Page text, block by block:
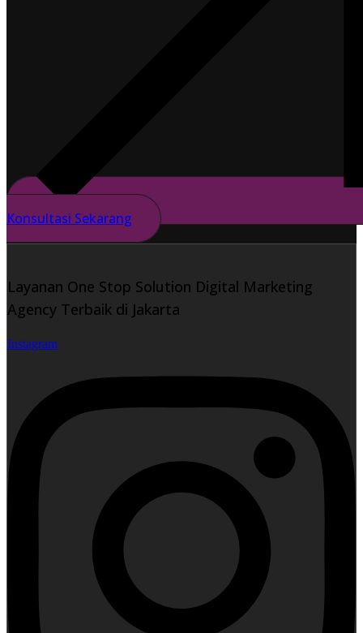
Konsultasi Sekarang
Layanan One Stop Solution Digital Marketing
Agency Terbaik di Jakarta
Instagram